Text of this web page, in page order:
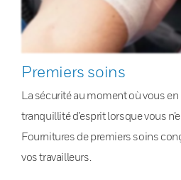
Premiers soins
La sécurité au moment où vous en
tranquillité d’esprit lorsque vous
Fournitures de premiers soins
vos travailleurs.